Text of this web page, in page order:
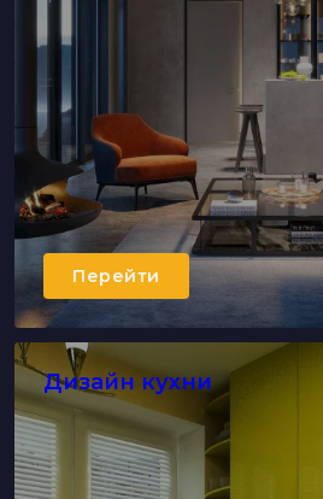
Перейти
Дизайн кухни